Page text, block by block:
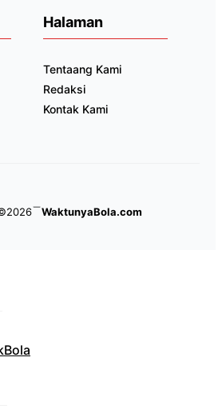
Halaman
Tentaang Kami
Redaksi
Kontak Kami
WaktunyaBola.com